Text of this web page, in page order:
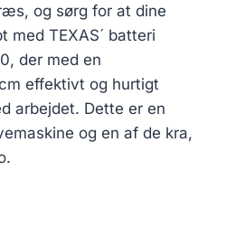
og sørg for at dine
TEXAS´ batteri
der med en
effektivt og hurtigt
arbejdet. Dette er en
og en af de kra,